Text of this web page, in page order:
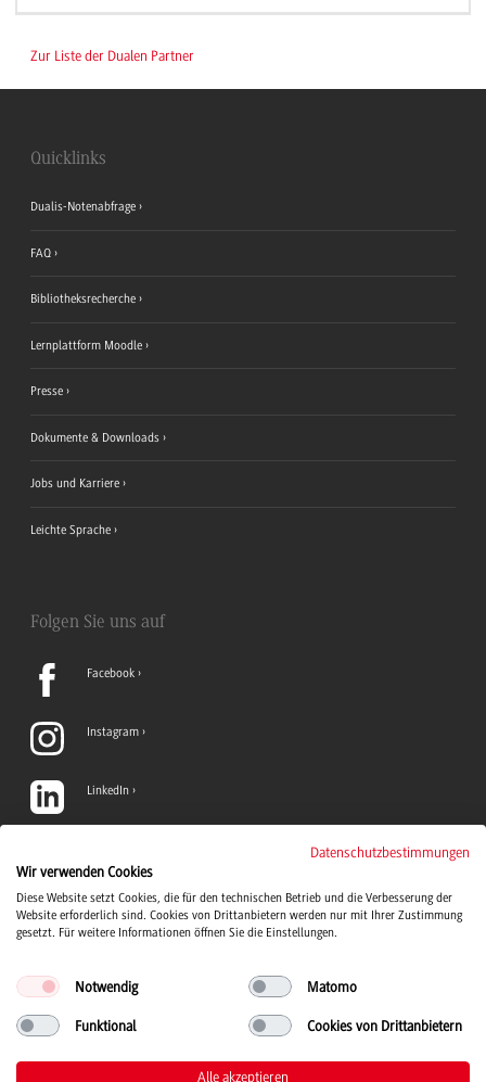
Zur Liste der Dualen Partner
Quicklinks
Dualis-Notenabfrage
FAQ
Bibliotheksrecherche
Lernplattform Moodle
Presse
Dokumente & Downloads
Jobs und Karriere
Leichte Sprache
Folgen Sie uns auf
Facebook
Instagram
LinkedIn
YouTube
© 2026 Duale Hochschule Baden-Württemberg
Datenschutzbestimmungen
Wir verwenden Cookies
Diese Website setzt Cookies, die für den technischen Betrieb und die Verbesserung der
Website erforderlich sind. Cookies von Drittanbietern werden nur mit Ihrer Zustimmung
gesetzt. Für weitere Informationen öffnen Sie die Einstellungen.
Notwendig Matomo
Funktional Cookies von Drittanbietern
Alle akzeptieren